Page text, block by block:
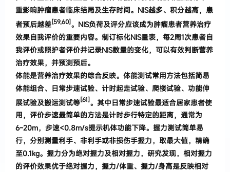
重影响肿瘤患者临床结局及生存时间。 NIS越多、积分越高， 患
者预后越差[59,60] 。 NIS负荷及评分应该成为肿瘤患者营养治疗
效果自我评价的重要内容。 制订标化NIS量表， 每2周1次患者自
我评价或照护者评价并记录NIS数量的变化， 可以有效判断营养
治疗效果， 并预测预后。
体能是营养治疗效果的综合反映。 体能测试常用方法包括简易
体能组合、日常步速试验、计时起走试验、爬楼试验、功能伸
展试验及搬运测试等[61] 。 其中日常步速试验最适合居家患者使
用， 评价步速最简单的方法是计时步行特定的距离， 通常为
6~20m， 步速<0.8m/s提示机体功能下降。 握力测试简单易
行， 分别测量利手、非利手或非损伤手握力， 取最大值， 精确
至0.1kg。 握力分为绝对握力及相对握力， 研究发现， 相对握力
的评价效果优于绝对握力， 握力/体重、握力/身高是反映相对